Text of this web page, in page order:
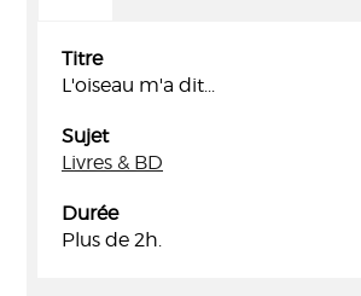
Titre
L'oiseau m'a dit...
Sujet
Livres & BD
Durée
Plus de 2h.